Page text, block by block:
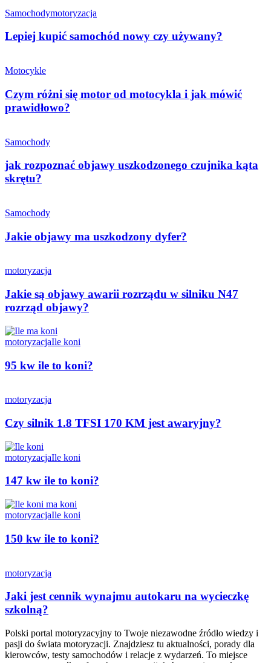
Samochodymotoryzacja
Lepiej kupić samochód nowy czy używany?
Motocykle
Czym różni się motor od motocykla i jak mówić
prawidłowo?
Samochody
jak rozpoznać objawy uszkodzonego czujnika kąta
skrętu?
Samochody
Jakie objawy ma uszkodzony dyfer?
motoryzacja
Jakie są objawy awarii rozrządu w silniku N47
rozrząd objawy?
motoryzacjaIle koni
95 kw ile to koni?
motoryzacja
Czy silnik 1.8 TFSI 170 KM jest awaryjny?
motoryzacjaIle koni
147 kw ile to koni?
motoryzacjaIle koni
150 kw ile to koni?
motoryzacja
Jaki jest cennik wynajmu autokaru na wycieczkę
szkolną?
Polski portal motoryzacyjny to Twoje niezawodne źródło wiedzy i
pasji do świata motoryzacji. Znajdziesz tu aktualności, porady dla
kierowców, testy samochodów i relacje z wydarzeń. To miejsce